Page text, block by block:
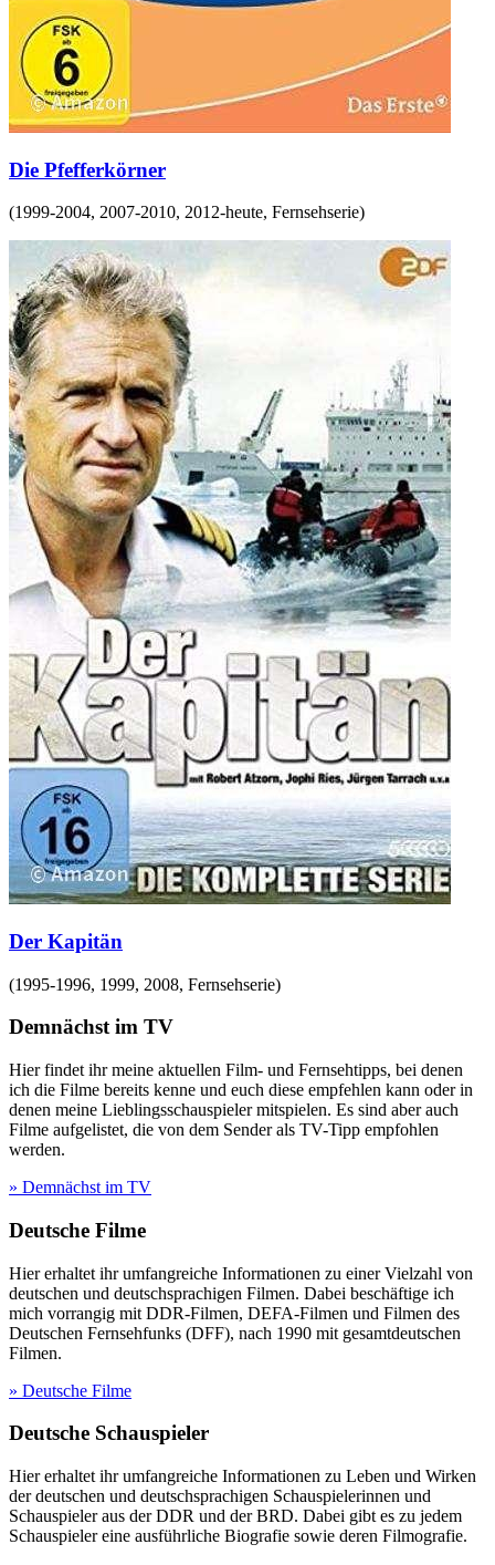
Die Pfefferkörner
(1999-2004, 2007-2010, 2012-heute, Fernsehserie)
Der Kapitän
(1995-1996, 1999, 2008, Fernsehserie)
Demnächst im TV
Hier findet ihr meine aktuellen Film- und Fernsehtipps, bei denen
ich die Filme bereits kenne und euch diese empfehlen kann oder in
denen meine Lieblingsschauspieler mitspielen. Es sind aber auch
Filme aufgelistet, die von dem Sender als TV-Tipp empfohlen
werden.
» Demnächst im TV
Deutsche Filme
Hier erhaltet ihr umfangreiche Informationen zu einer Vielzahl von
deutschen und deutschsprachigen Filmen. Dabei beschäftige ich
mich vorrangig mit DDR-Filmen, DEFA-Filmen und Filmen des
Deutschen Fernsehfunks (DFF), nach 1990 mit gesamtdeutschen
Filmen.
» Deutsche Filme
Deutsche Schauspieler
Hier erhaltet ihr umfangreiche Informationen zu Leben und Wirken
der deutschen und deutschsprachigen Schauspielerinnen und
Schauspieler aus der DDR und der BRD. Dabei gibt es zu jedem
Schauspieler eine ausführliche Biografie sowie deren Filmografie.